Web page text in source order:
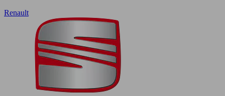
Renault